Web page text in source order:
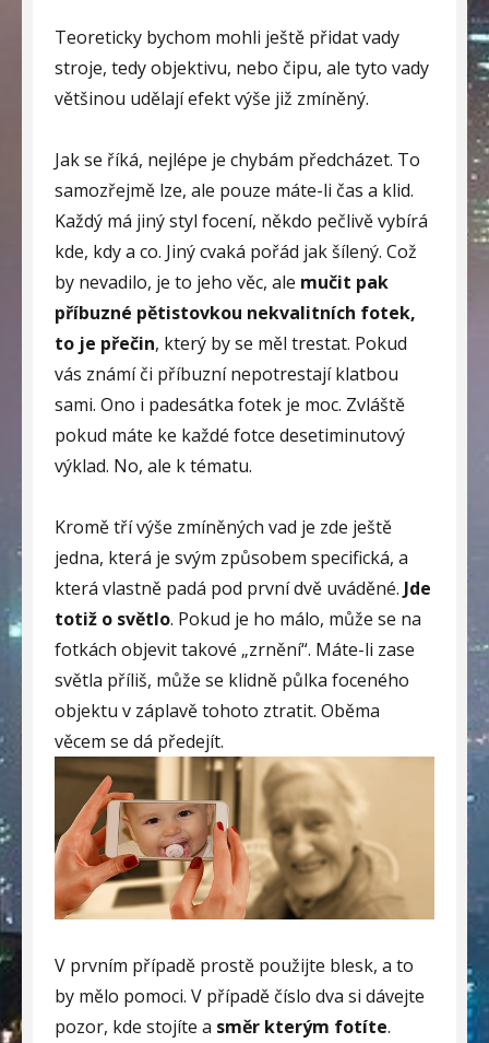
Teoreticky bychom mohli ještě přidat vady
stroje, tedy objektivu, nebo čipu, ale tyto vady
většinou udělají efekt výše již zmíněný.
Jak se říká, nejlépe je chybám předcházet. To
samozřejmě lze, ale pouze máte-li čas a klid.
Každý má jiný styl focení, někdo pečlivě vybírá
kde, kdy a co. Jiný cvaká pořád jak šílený. Což
by nevadilo, je to jeho věc, ale mučit pak
příbuzné pětistovkou nekvalitních fotek,
to je přečin, který by se měl trestat. Pokud
vás známí či příbuzní nepotrestají klatbou
sami. Ono i padesátka fotek je moc. Zvláště
pokud máte ke každé fotce desetiminutový
výklad. No, ale k tématu.
Kromě tří výše zmíněných vad je zde ještě
jedna, která je svým způsobem specifická, a
která vlastně padá pod první dvě uváděné. Jde
totiž o světlo. Pokud je ho málo, může se na
fotkách objevit takové „zrnění“. Máte-li zase
světla příliš, může se klidně půlka foceného
objektu v záplavě tohoto ztratit. Oběma
věcem se dá předejít.
V prvním případě prostě použijte blesk, a to
by mělo pomoci. V případě číslo dva si dávejte
pozor, kde stojíte a směr kterým fotíte.